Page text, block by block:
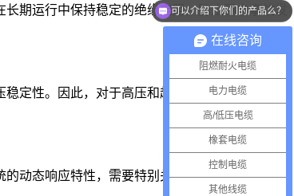
期运行中保持稳定的绝缘电阻，防止漏电事故发
定性。因此，对于高压和超高压电缆，电容参数
的动态响应特性，需要特别关注。
在线咨询
阻燃耐火电缆
电力电缆
高/低压电缆
橡套电缆
控制电缆
其他线缆
可以介绍下你们的产品么？